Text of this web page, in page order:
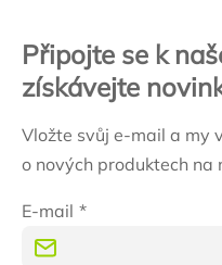
Připojte se k
získávejte
Vložte svůj e-mail a my
o nových produktech na
E-mail